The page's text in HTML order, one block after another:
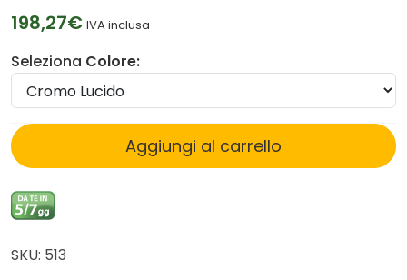
198,27€ IVA inclusa
Seleziona Colore:
Aggiungi al carrello
SKU: 513